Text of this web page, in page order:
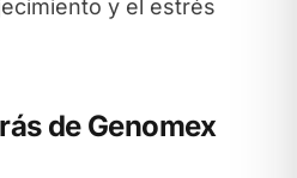
y el estrés
de Genomex